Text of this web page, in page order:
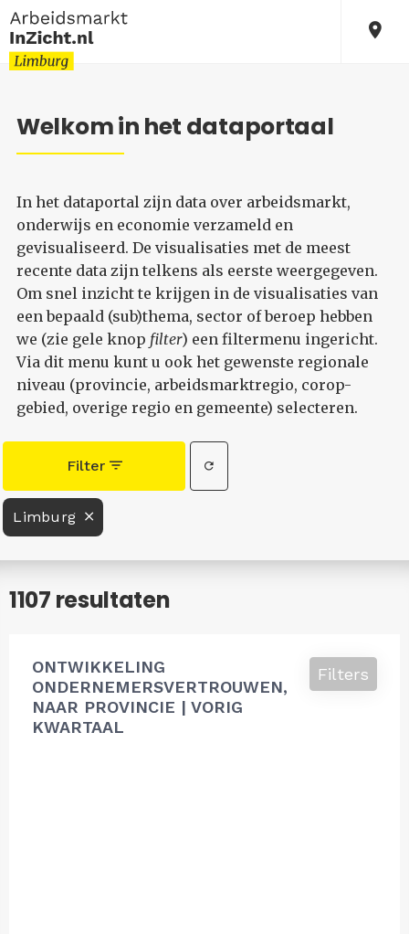
Welkom in het dataportaal
In het dataportal zijn data over arbeidsmarkt,
onderwijs en economie verzameld en
gevisualiseerd. De visualisaties met de meest
recente data zijn telkens als eerste weergegeven.
Om snel inzicht te krijgen in de visualisaties van
een bepaald (sub)thema, sector of beroep hebben
we (zie gele knop filter) een filtermenu ingericht.
Via dit menu kunt u ook het gewenste regionale
niveau (provincie, arbeidsmarktregio, corop-
gebied, overige regio en gemeente) selecteren.
Filter
Limburg
1107 resultaten
ONTWIKKELING
ONDERNEMERSVERTROUWEN,
NAAR PROVINCIE | VORIG
KWARTAAL
Filters